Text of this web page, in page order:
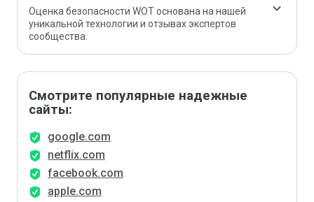
Оценка безопасности WOT основана на нашей
уникальной технологии и отзывах экспертов
сообщества.
Смотрите популярные надежные
сайты:
google.com
netflix.com
facebook.com
apple.com